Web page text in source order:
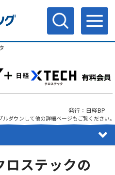
発行：日経BP
ルダウンして他の詳細ページもご覧ください。
ロステックの